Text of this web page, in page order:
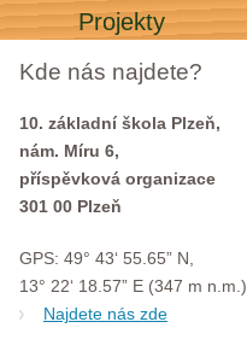
Projekty
Kde nás najdete?
10. základní škola Plzeň,
nám. Míru 6,
příspěvková organizace
301 00 Plzeň
GPS: 49° 43‘ 55.65” N,
13° 22‘ 18.57” E (347 m n.m.)
Najdete nás zde